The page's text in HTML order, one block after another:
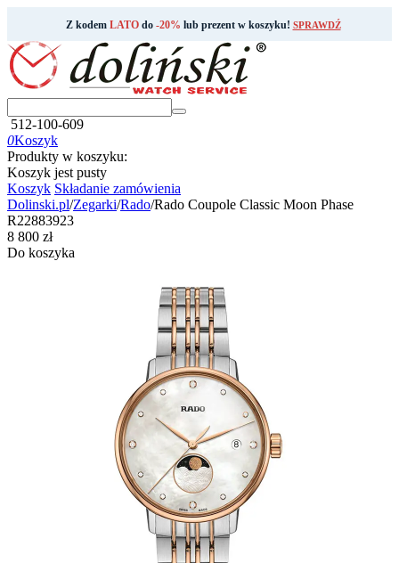
Z kodem LATOdo -20% lub prezent w koszyku! SPRAWDŹ
512-100-609
0Koszyk
Produkty w koszyku:
Koszyk jest pusty
Koszyk Składanie zamówienia
Dolinski.pl/Zegarki/Rado/Rado Coupole Classic Moon Phase
R22883923
‍8 800‍ zł
Do koszyka